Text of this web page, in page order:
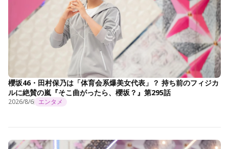
櫻坂46・田村保乃は「体育会系爆美女代表」？ 持ち前のフィジカ
ルに絶賛の嵐『そこ曲がったら、櫻坂？』第295話
2026/8/6 エンタメ